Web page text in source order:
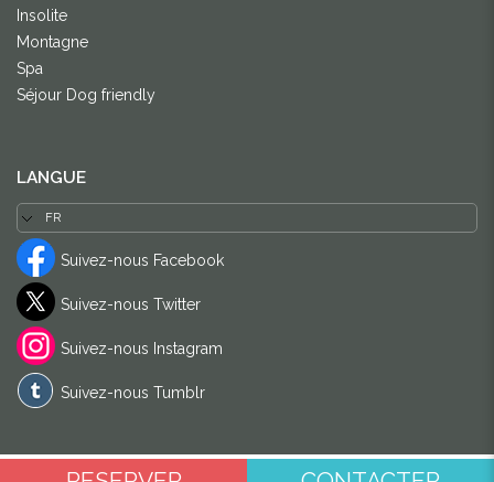
Insolite
Montagne
Spa
Séjour Dog friendly
LANGUE
Suivez-nous Facebook
Suivez-nous Twitter
Suivez-nous Instagram
Suivez-nous Tumblr